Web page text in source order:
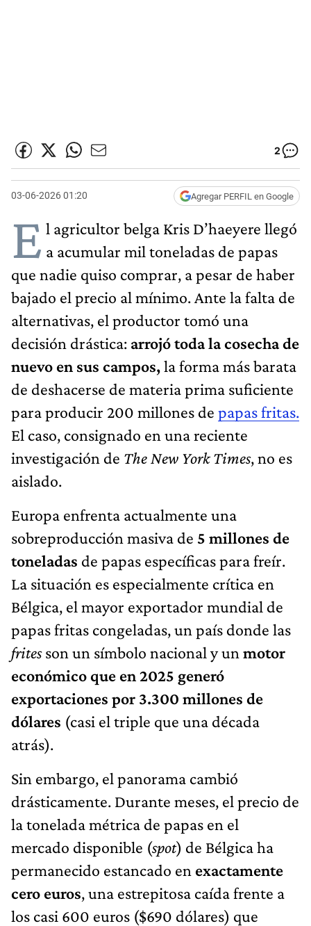
2
03-06-2026 01:20 Agregar PERFIL en Google
E l agricultor belga Kris D’haeyere llegó
a acumular mil toneladas de papas
que nadie quiso comprar, a pesar de haber
bajado el precio al mínimo. Ante la falta de
alternativas, el productor tomó una
decisión drástica: arrojó toda la cosecha de
nuevo en sus campos,la forma más barata
de deshacerse de materia prima suficiente
para producir 200 millones de papas fritas.
El caso, consignado en una reciente
investigación de The New York Times, no es
aislado.
Europa enfrenta actualmente una
sobreproducción masiva de 5 millones de
toneladas de papas específicas para freír.
La situación es especialmente crítica en
Bélgica, el mayor exportador mundial de
papas fritas congeladas, un país donde las
fritesson un símbolo nacional y un motor
económico que en 2025 generó
exportaciones por 3.300 millones de
dólares (casi el triple que una década
atrás).
Sin embargo, el panorama cambió
drásticamente. Durante meses, el precio de
la tonelada métrica de papas en el
mercado disponible (spot) de Bélgica ha
permanecido estancado en exactamente
cero euros, una estrepitosa caída frente a
los casi 600 euros ($690 dólares) que